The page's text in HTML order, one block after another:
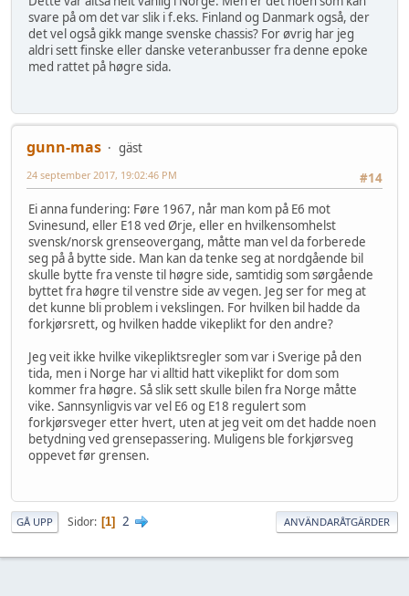
svare på om det var slik i f.eks. Finland og Danmark også, der
det vel også gikk mange svenske chassis? For øvrig har jeg
aldri sett finske eller danske veteranbusser fra denne epoke
med rattet på høgre sida.
gunn-mas
gäst
#14
24 september 2017, 19:02:46 PM
Ei anna fundering: Føre 1967, når man kom på E6 mot
Svinesund, eller E18 ved Ørje, eller en hvilkensomhelst
svensk/norsk grenseovergang, måtte man vel da forberede
seg på å bytte side. Man kan da tenke seg at nordgående bil
skulle bytte fra venste til høgre side, samtidig som sørgående
byttet fra høgre til venstre side av vegen. Jeg ser for meg at
det kunne bli problem i vekslingen. For hvilken bil hadde da
forkjørsrett, og hvilken hadde vikeplikt for den andre?
Jeg veit ikke hvilke vikepliktsregler som var i Sverige på den
tida, men i Norge har vi alltid hatt vikeplikt for dom som
kommer fra høgre. Så slik sett skulle bilen fra Norge måtte
vike. Sannsynligvis var vel E6 og E18 regulert som
forkjørsveger etter hvert, uten at jeg veit om det hadde noen
betydning ved grensepassering. Muligens ble forkjørsveg
oppevet før grensen.
GÅ UPP Sidor 1 2 ANVÄNDARÅTGÄRDER